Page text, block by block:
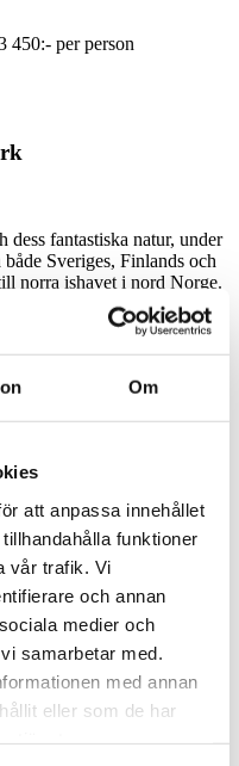
Om
att anpassa innehållet
funktioner
vår trafik. Vi
och annan
medier och
samarbetar med.
med annan
eller som de har
450:- per person
fantastiska natur, under
Sveriges, Finlands och
norra ishavet i nord Norge.
någon annan varit
(allt beroende på
liv förr och nu, även
pröva på isfiske.